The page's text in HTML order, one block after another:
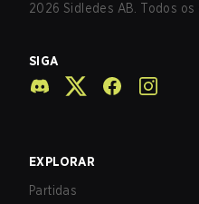
2026 Sidledes AB. Todos
SIGA
EXPLORAR
Partidas